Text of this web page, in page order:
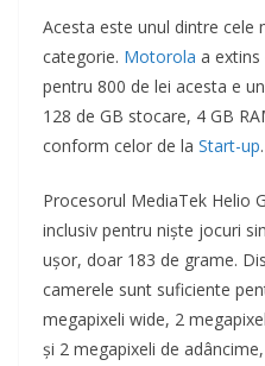
Acesta este unul dintre cele
categorie. Motorola a
pentru 800 de lei acesta e
128 de GB stocare, 4 GB
conform celor de la Start-up.
Procesorul MediaTek Helio
inclusiv pentru niște jocuri
ușor, doar 183 de grame.
camerele sunt suficiente
megapixeli wide, 2
și 2 megapixeli de